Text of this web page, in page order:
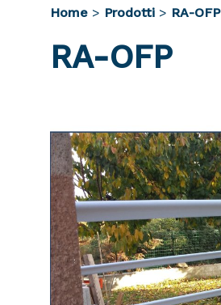
Home > Prodotti > RA-OFP
RA-OFP